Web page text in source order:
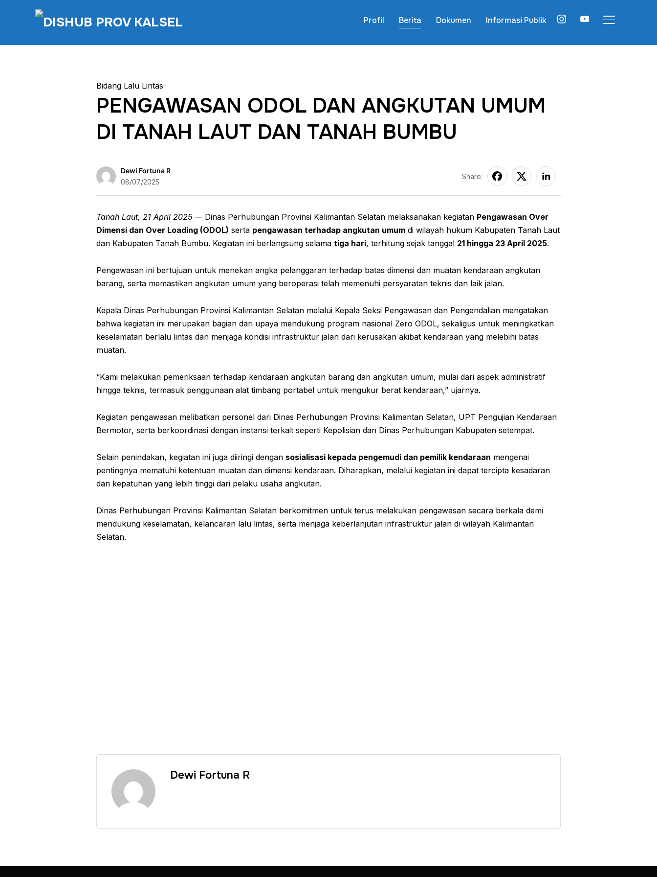
TOGGLE
instagramyoutube
Profil Berita Dokumen Informasi Publik
Bidang Lalu Lintas
PENGAWASAN ODOL DAN ANGKUTAN UMUM
DI TANAH LAUT DAN TANAH BUMBU
Dewi Fortuna R
08/07/2025
Share:
Tanah Laut, 21 April 2025— Dinas Perhubungan Provinsi Kalimantan Selatan melaksanakan kegiatan Pengawasan Over
Dimensi dan Over Loading (ODOL) serta pengawasan terhadap angkutan umum di wilayah hukum Kabupaten Tanah Laut
dan Kabupaten Tanah Bumbu. Kegiatan ini berlangsung selama tiga hari, terhitung sejak tanggal 21 hingga 23 April 2025.
Pengawasan ini bertujuan untuk menekan angka pelanggaran terhadap batas dimensi dan muatan kendaraan angkutan
barang, serta memastikan angkutan umum yang beroperasi telah memenuhi persyaratan teknis dan laik jalan.
Kepala Dinas Perhubungan Provinsi Kalimantan Selatan melalui Kepala Seksi Pengawasan dan Pengendalian mengatakan
bahwa kegiatan ini merupakan bagian dari upaya mendukung program nasional Zero ODOL, sekaligus untuk meningkatkan
keselamatan berlalu lintas dan menjaga kondisi infrastruktur jalan dari kerusakan akibat kendaraan yang melebihi batas
muatan.
“Kami melakukan pemeriksaan terhadap kendaraan angkutan barang dan angkutan umum, mulai dari aspek administratif
hingga teknis, termasuk penggunaan alat timbang portabel untuk mengukur berat kendaraan,” ujarnya.
Kegiatan pengawasan melibatkan personel dari Dinas Perhubungan Provinsi Kalimantan Selatan, UPT Pengujian Kendaraan
Bermotor, serta berkoordinasi dengan instansi terkait seperti Kepolisian dan Dinas Perhubungan Kabupaten setempat.
Selain penindakan, kegiatan ini juga diiringi dengan sosialisasi kepada pengemudi dan pemilik kendaraan mengenai
pentingnya mematuhi ketentuan muatan dan dimensi kendaraan. Diharapkan, melalui kegiatan ini dapat tercipta kesadaran
dan kepatuhan yang lebih tinggi dari pelaku usaha angkutan.
Dinas Perhubungan Provinsi Kalimantan Selatan berkomitmen untuk terus melakukan pengawasan secara berkala demi
mendukung keselamatan, kelancaran lalu lintas, serta menjaga keberlanjutan infrastruktur jalan di wilayah Kalimantan
Selatan.
Dewi Fortuna R